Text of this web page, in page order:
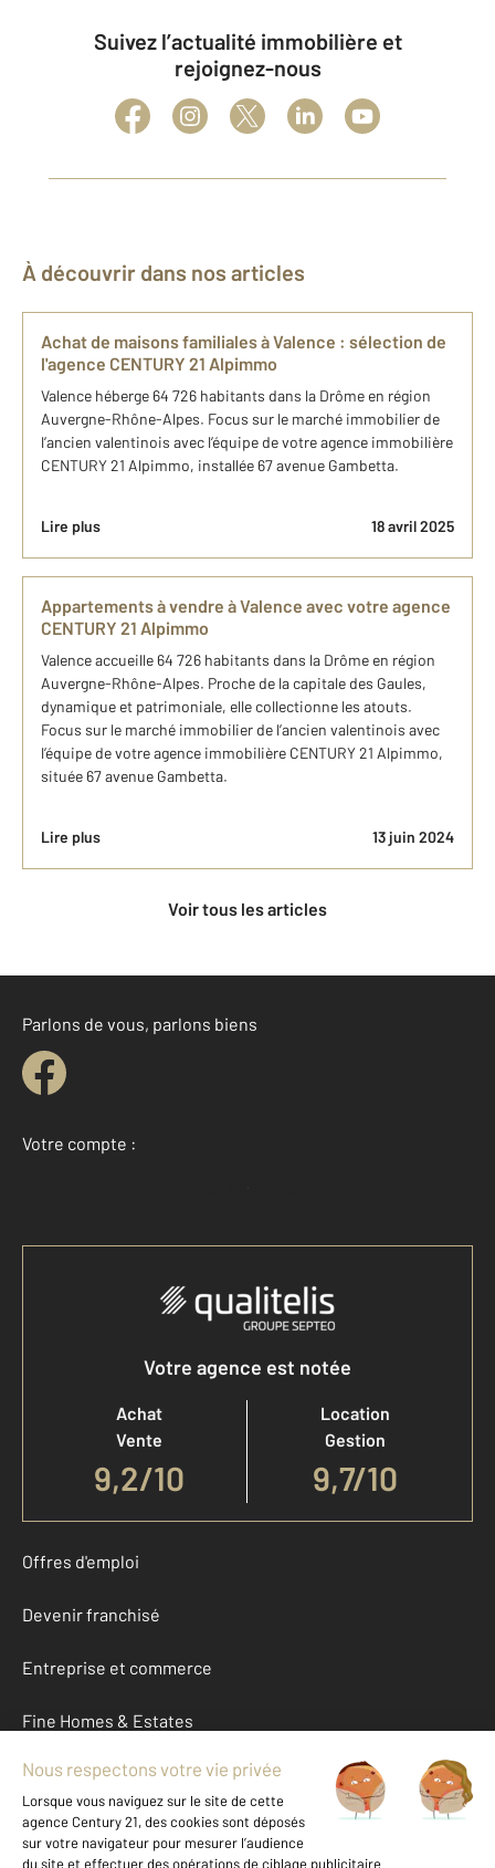
Suivez l’actualité immobilière et
rejoignez-nous
À découvrir dans nos articles
Achat de maisons familiales à Valence : sélection de
l'agence CENTURY 21 Alpimmo
Valence héberge 64 726 habitants dans la Drôme en région
Auvergne-Rhône-Alpes. Focus sur le marché immobilier de
l’ancien valentinois avec l’équipe de votre agence immobilière
CENTURY 21 Alpimmo, installée 67 avenue Gambetta.
Lire plus 18 avril 2025
Appartements à vendre à Valence avec votre agence
CENTURY 21 Alpimmo
Valence accueille 64 726 habitants dans la Drôme en région
Auvergne-Rhône-Alpes. Proche de la capitale des Gaules,
dynamique et patrimoniale, elle collectionne les atouts.
Focus sur le marché immobilier de l’ancien valentinois avec
l’équipe de votre agence immobilière CENTURY 21 Alpimmo,
située 67 avenue Gambetta.
Lire plus 13 juin 2024
Voir tous les articles
Parlons de vous, parlons biens
Votre compte :
Accéder à mon compte
Votre agence est notée
Achat
Vente
9,2/10
Location
Gestion
9,7/10
Offres d'emploi
Devenir franchisé
Entreprise et commerce
Fine Homes & Estates
À propos
International